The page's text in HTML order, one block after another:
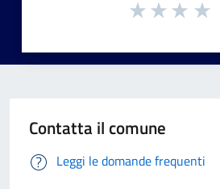
Contatta il comune
Leggi le domande frequenti